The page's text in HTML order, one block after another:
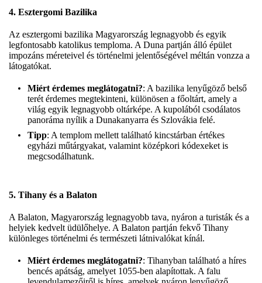
4. Esztergomi Bazilika
Az esztergomi bazilika Magyarország legnagyobb és egyik
legfontosabb katolikus temploma. A Duna partján álló épület
impozáns méreteivel és történelmi jelentőségével méltán vonzza a
látogatókat.
Miért érdemes meglátogatni?: A bazilika lenyűgöző belső
terét érdemes megtekinteni, különösen a főoltárt, amely a
világ egyik legnagyobb oltárképe. A kupolából csodálatos
panoráma nyílik a Dunakanyarra és Szlovákia felé.
Tipp: A templom mellett található kincstárban értékes
egyházi műtárgyakat, valamint középkori kódexeket is
megcsodálhatunk.
5. Tihany és a Balaton
A Balaton, Magyarország legnagyobb tava, nyáron a turisták és a
helyiek kedvelt üdülőhelye. A Balaton partján fekvő Tihany
különleges történelmi és természeti látnivalókat kínál.
Miért érdemes meglátogatni?: Tihanyban található a híres
bencés apátság, amelyet 1055-ben alapítottak. A falu